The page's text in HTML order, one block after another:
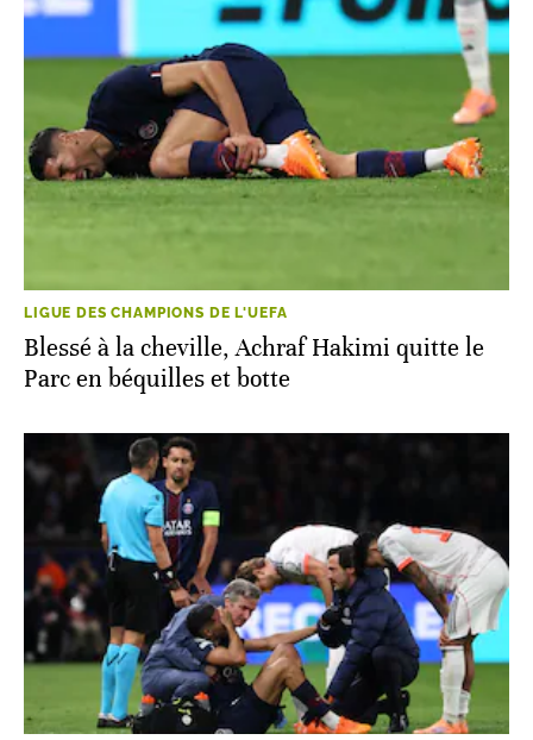
LIGUE DES CHAMPIONS DE L'UEFA
Blessé à la cheville, Achraf Hakimi quitte le
Parc en béquilles et botte